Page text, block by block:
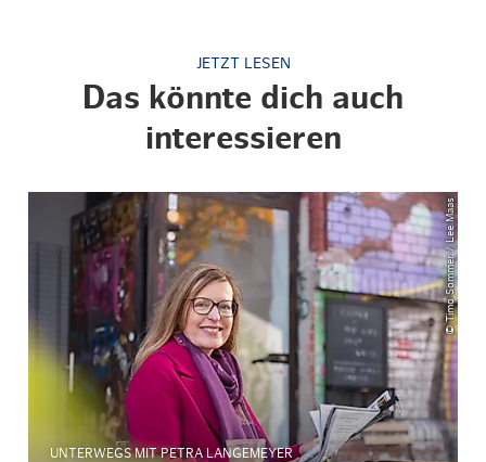
JETZT LESEN
Das könnte dich auch
interessieren
© Timo Sommer / Lee Maas
UNTERWEGS MIT PETRA LANGEMEYER